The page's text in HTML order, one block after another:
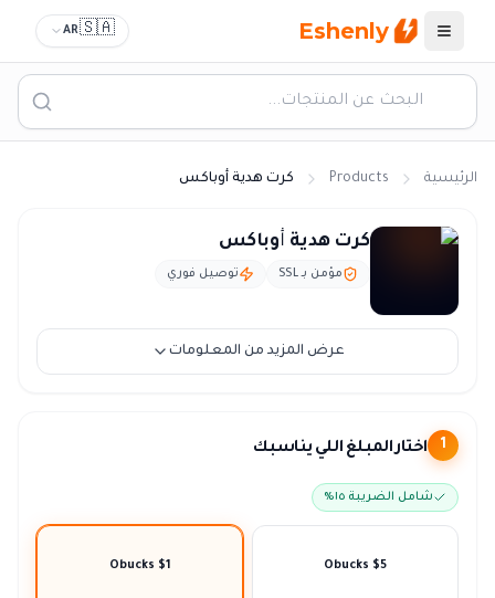
القائمة Eshenly
🇸🇦
AR
الرئيسية Products كرت هدية أوباكس
كرت اوباكس السعودية - بطاقة Obucks بالريال
كرت هدية أوباكس
مؤمن بـ SSL توصيل فوري
عرض المزيد من المعلومات
1 اختار المبلغ اللي يناسبك
شامل الضريبة ١٥٪
Obucks $1 Obucks $5